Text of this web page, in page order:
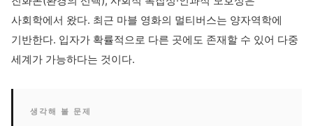
사회학에서 왔다. 최근 마블 영화의 멀티버스는 양자역학에
기반한다. 입자가 확률적으로 다른 곳에도 존재할 수 있어 다중
세계가 가능하다는 것이다.
생각해 볼 문제